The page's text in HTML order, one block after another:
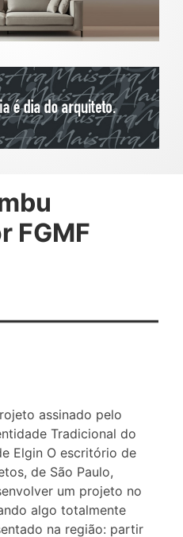
FGMF
assinado pelo
Tradicional do
Elgin O escritório de
de São Paulo,
um projeto no
algo totalmente
na região: partir